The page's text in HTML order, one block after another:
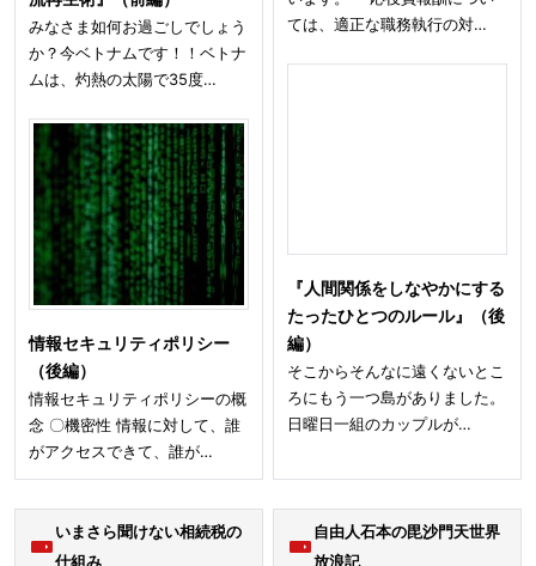
みなさま如何お過ごしでしょう
か？今ベトナムです！！ベトナ
ムは、灼熱の太陽で35度…
情報セキュリティポリシー
（後編）
情報セキュリティポリシーの概
念 〇機密性 情報に対して、誰
がアクセスできて、誰が…
ては、適正な職務執行の対…
『人間関係をしなやかにする
たったひとつのルール』（後
編）
そこからそんなに遠くないとこ
ろにもう一つ島がありました。
日曜日一組のカップルが…
いまさら聞けない相続税の
仕組み
自由人石本の毘沙門天世界
放浪記